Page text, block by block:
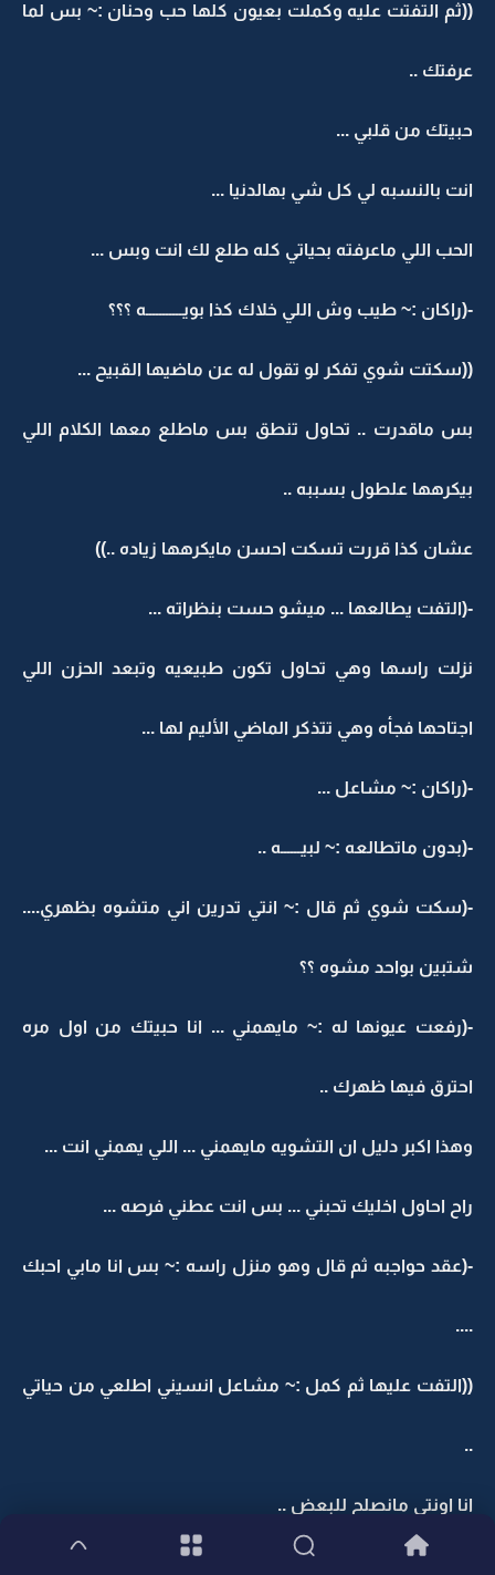
((ثم التفتت عليه وكملت بعيون كلها حب وحنان :~ بس لما
عرفتك ..
حبيتك من قلبي ...
انت بالنسبه لي كل شي بهالدنيا ...
الحب اللي ماعرفته بحياتي كله طلع لك انت وبس ...
-(راكان :~ طيب وش اللي خلاك كذا بويـــــــــــه ؟؟؟
((سكتت شوي تفكر لو تقول له عن ماضيها القبيح ...
بس ماقدرت .. تحاول تنطق بس ماطلع معها الكلام اللي
بيكرهها علطول بسببه ..
عشان كذا قررت تسكت احسن مايكرهها زياده ..))
-(التفت يطالعها ... ميشو حست بنظراته ...
نزلت راسها وهي تحاول تكون طبيعيه وتبعد الحزن اللي
اجتاحها فجأه وهي تتذكر الماضي الأليم لها ...
-(راكان :~ مشاعل ...
-(بدون ماتطالعه :~ لبيــــــه ..
-(سكت شوي ثم قال :~ انتي تدرين اني متشوه بظهري....
شتبين بواحد مشوه ؟؟
-(رفعت عيونها له :~ مايهمني ... انا حبيتك من اول مره
احترق فيها ظهرك ..
وهذا اكبر دليل ان التشويه مايهمني ... اللي يهمني انت ...
راح احاول اخليك تحبني ... بس انت عطني فرصه ...
-(عقد حواجبه ثم قال وهو منزل راسه :~ بس انا مابي احبك
....
((التفت عليها ثم كمل :~ مشاعل انسيني اطلعي من حياتي
..
انا اونتي مانصلح للبعض ..